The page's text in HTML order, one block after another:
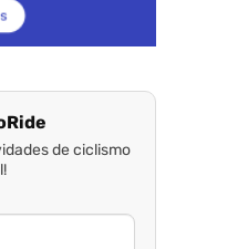
de ciclismo